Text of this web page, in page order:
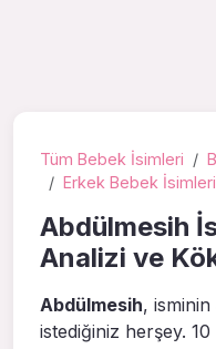
Tüm Bebek İsimleri
Erkek Bebek İsimleri
Abdülmesih
Analizi ve
Abdülmesih, isminin
istediğiniz herşey.